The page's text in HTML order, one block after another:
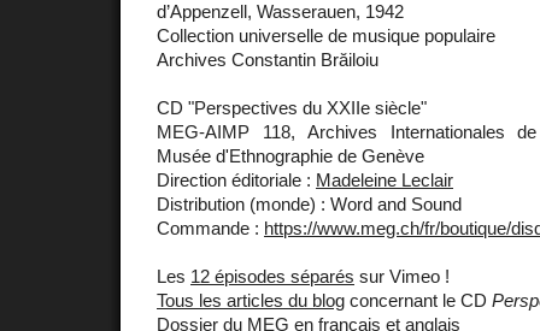
d’Appenzell, Wasserauen, 1942
Collection universelle de musique populaire
Archives Constantin Brăiloiu
CD "Perspectives du XXIIe siècle"
MEG-AIMP 118, Archives Internationales
Musée d'Ethnographie de Genève
Direction éditoriale : Madeleine Leclair
Distribution (monde) : Word and Sound
Commande : https://www.meg.ch/fr/boutique/
Les 12 épisodes séparés sur Vimeo !
Tous les articles du blog concernant le CD
Dossier du MEG en français et anglais